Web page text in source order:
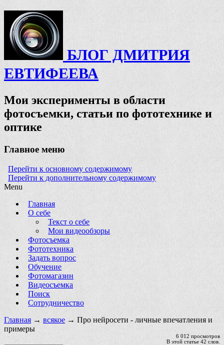
БЛОГ ДМИТРИЯ
ЕВТИФЕЕВА
Мои эксперименты в области
фотосъемки, статьи по фототехнике и
оптике
Главное меню
Перейти к основному содержимому
Перейти к дополнительному содержимому
Menu
Главная
О себе
Текст о себе
Мои видеообзоры
Фотосъемка
Фототехника
Задать вопрос
Обучение
Фотомагазин
Видеосъемка
Поиск
Сотрудничество
Главная → всякое → Про нейросети - личные впечатления и
примеры
6 012 просмотров
В этой статье 42 слов.